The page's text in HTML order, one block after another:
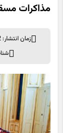
مذاکرات
زمان انتشار: 12 آوریل 2025 ساعت 11:46